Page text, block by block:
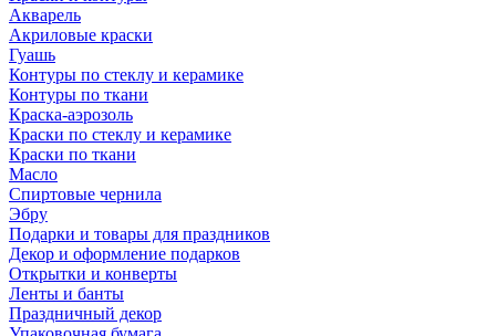
Акварель
Акриловые краски
Гуашь
Контуры по стеклу и керамике
Контуры по ткани
Краска-аэрозоль
Краски по стеклу и керамике
Краски по ткани
Масло
Спиртовые чернила
Эбру
Подарки и товары для праздников
Декор и оформление подарков
Открытки и конверты
Ленты и банты
Праздничный декор